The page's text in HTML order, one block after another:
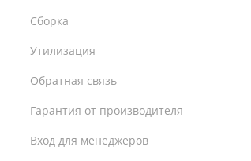
Сборка
Утилизация
Обратная связь
Гарантия от производителя
Вход для менеджеров